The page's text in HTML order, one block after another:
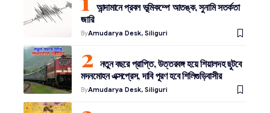
আন্দামানে প্রবল ভূমিকম্পে আতঙ্ক, সুনামি সতর্কতা
জারি
ByAmudarya Desk, Siliguri
নতুন বছরে প্রাপ্তি, উত্তরবঙ্গ হয়ে শিয়ালদহ ছুটবে
মদনমোহন এক্সপ্রেস, দাবি পূরণ হবে শিলিগুড়িবাসীর
ByAmudarya Desk, Siliguri